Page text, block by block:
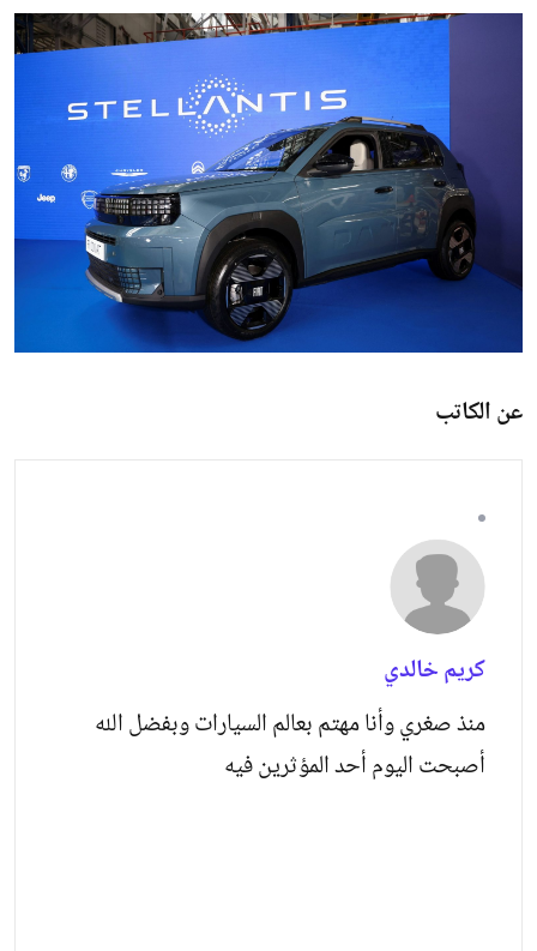
عن الكاتب
كريم خالدي
منذ صغري وأنا مهتم بعالم السيارات وبفضل الله
أصبحت اليوم أحد المؤثرين فيه